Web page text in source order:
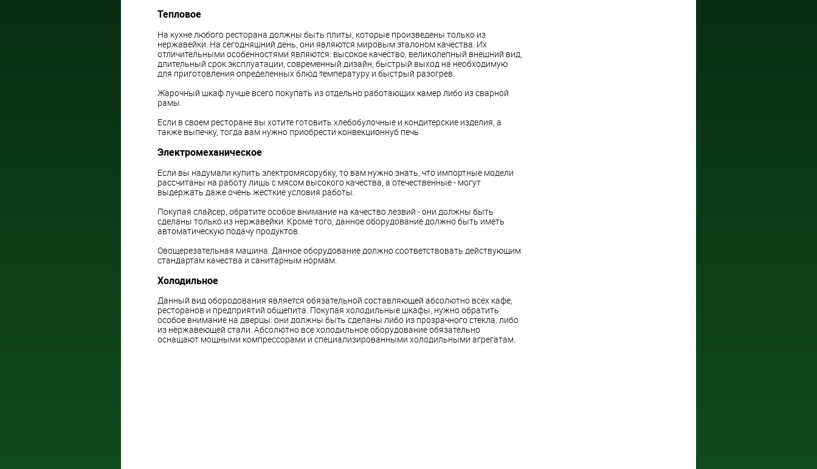
Тепловое
На кухне любого ресторана должны быть плиты, которые произведены только из
нержавейки. На сегодняшний день, они являются мировым эталоном качества. Их
отличительными особенностями являются: высокое качество, великолепный внешний вид,
длительный срок эксплуатации, современный дизайн, быстрый выход на необходимую
для приготовления определенных блюд температуру и быстрый разогрев.
Жарочный шкаф лучше всего покупать из отдельно работающих камер либо из сварной
рамы.
Если в своем ресторане вы хотите готовить хлебобулочные и кондитерские изделия, а
также выпечку, тогда вам нужно приобрести конвекционнуб печь
Электромеханическое
Если вы надумали купить электромясорубку, то вам нужно знать, что импортные модели
рассчитаны на работу лишь с мясом высокого качества, а отечественные - могут
выдержать даже очень жесткие условия работы.
Покупая слайсер, обратите особое внимание на качество лезвий - они должны быть
сделаны только из нержавейки. Кроме того, данное оборудование должно быть иметь
автоматическую подачу продуктов.
Овощерезательная машина. Данное оборудование должно соответствовать действующим
стандартам качества и санитарным нормам.
Холодильное
Данный вид обородования является обязательной составляющей абсолютно всех кафе,
ресторанов и предприятий общепита. Покупая холодильные шкафы, нужно обратить
особое внимание на дверцы: они должны быть сделаны либо из прозрачного стекла, либо
из нержавеющей стали. Абсолютно все холодильное оборудование обязательно
оснащают мощными компрессорами и специализированными холодильными агрегатам.